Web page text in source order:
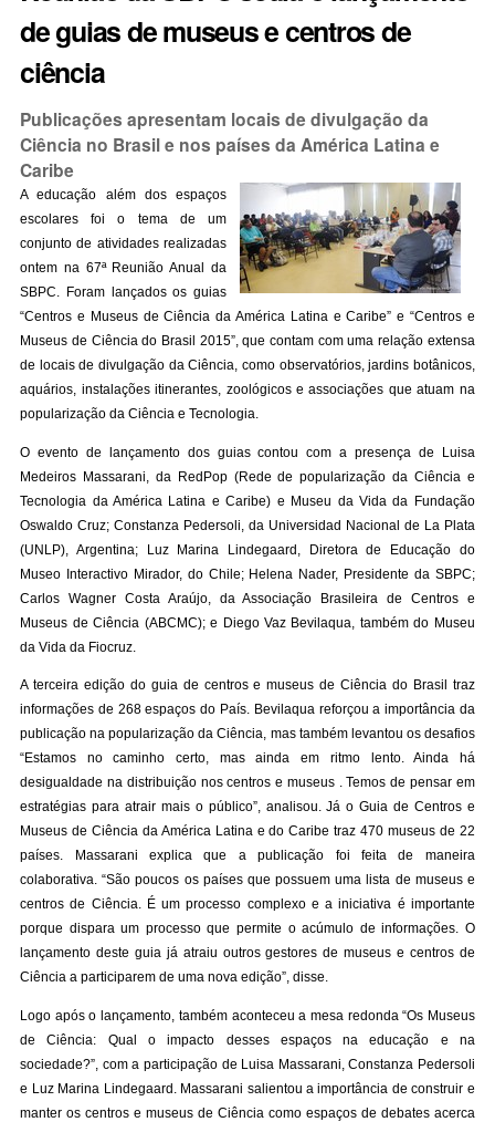
de guias de museus e centros de
ciência
Publicações apresentam locais de divulgação da
Ciência no Brasil e nos países da América Latina e
Caribe
A educação além dos espaços
escolares foi o tema de um
conjunto de atividades realizadas
ontem na 67ª Reunião Anual da
SBPC. Foram lançados os guias
“Centros e Museus de Ciência da América Latina e Caribe” e “Centros e
Museus de Ciência do Brasil 2015”, que contam com uma relação extensa
de locais de divulgação da Ciência, como observatórios, jardins botânicos,
aquários, instalações itinerantes, zoológicos e associações que atuam na
popularização da Ciência e Tecnologia.
O evento de lançamento dos guias contou com a presença de Luisa
Medeiros Massarani, da RedPop (Rede de popularização da Ciência e
Tecnologia da América Latina e Caribe) e Museu da Vida da Fundação
Oswaldo Cruz; Constanza Pedersoli, da Universidad Nacional de La Plata
(UNLP), Argentina; Luz Marina Lindegaard, Diretora de Educação do
Museo Interactivo Mirador, do Chile; Helena Nader, Presidente da SBPC;
Carlos Wagner Costa Araújo, da Associação Brasileira de Centros e
Museus de Ciência (ABCMC); e Diego Vaz Bevilaqua, também do Museu
da Vida da Fiocruz.
A terceira edição do guia de centros e museus de Ciência do Brasil traz
informações de 268 espaços do País. Bevilaqua reforçou a importância da
publicação na popularização da Ciência, mas também levantou os desafios
“Estamos no caminho certo, mas ainda em ritmo lento. Ainda há
desigualdade na distribuição nos centros e museus . Temos de pensar em
estratégias para atrair mais o público”, analisou. Já o Guia de Centros e
Museus de Ciência da América Latina e do Caribe traz 470 museus de 22
países. Massarani explica que a publicação foi feita de maneira
colaborativa. “São poucos os países que possuem uma lista de museus e
centros de Ciência. É um processo complexo e a iniciativa é importante
porque dispara um processo que permite o acúmulo de informações. O
lançamento deste guia já atraiu outros gestores de museus e centros de
Ciência a participarem de uma nova edição”, disse.
Logo após o lançamento, também aconteceu a mesa redonda “Os Museus
de Ciência: Qual o impacto desses espaços na educação e na
sociedade?”, com a participação de Luisa Massarani, Constanza Pedersoli
e Luz Marina Lindegaard. Massarani salientou a importância de construir e
manter os centros e museus de Ciência como espaços de debates acerca